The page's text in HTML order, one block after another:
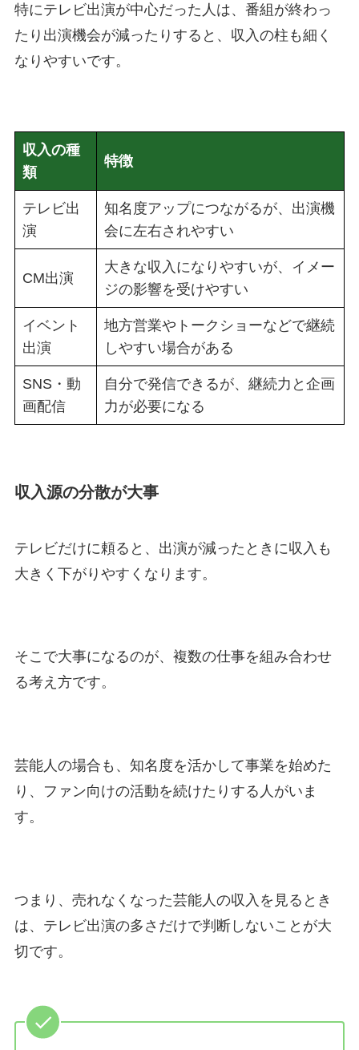
特にテレビ出演が中心だった人は、番組が終わっ
たり出演機会が減ったりすると、収入の柱も細く
なりやすいです。
収入の種
類
特徴
テレビ出
演
知名度アップにつながるが、出演機
会に左右されやすい
CM出演
大きな収入になりやすいが、イメー
ジの影響を受けやすい
イベント
出演
地方営業やトークショーなどで継続
しやすい場合がある
SNS・動
画配信
自分で発信できるが、継続力と企画
力が必要になる
収入源の分散が大事
テレビだけに頼ると、出演が減ったときに収入も
大きく下がりやすくなります。
そこで大事になるのが、複数の仕事を組み合わせ
る考え方です。
芸能人の場合も、知名度を活かして事業を始めた
り、ファン向けの活動を続けたりする人がいま
す。
つまり、売れなくなった芸能人の収入を見るとき
は、テレビ出演の多さだけで判断しないことが大
切です。